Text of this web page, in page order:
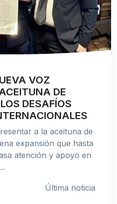
VOZ
DE
DESAFÍOS
a la aceituna de
expansión que hasta
atención y apoyo en
Última noticia